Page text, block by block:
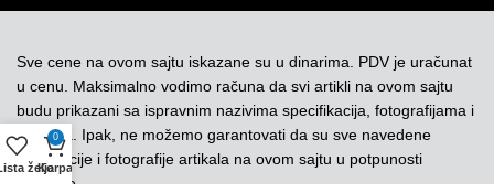
Sve cene na ovom sajtu iskazane su u dinarima. PDV je uračunat
u cenu. Maksimalno vodimo računa da svi artikli na ovom sajtu
budu prikazani sa ispravnim nazivima specifikacija, fotografijama i
cenama. Ipak, ne možemo garantovati da su sve navedene
informacije i fotografije artikala na ovom sajtu u potpunosti
ispravne.
želja
0
Korpa